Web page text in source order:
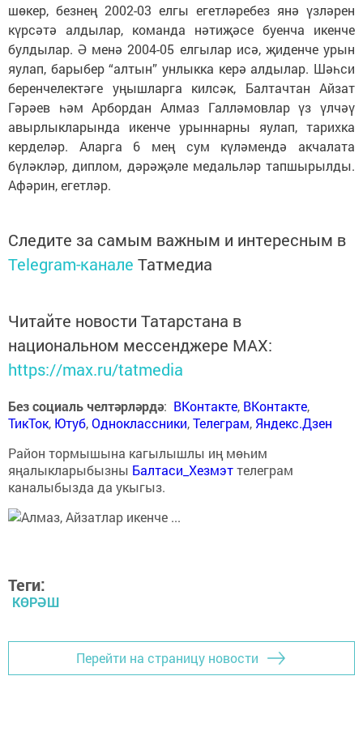
шөкер, безнең 2002-03 елгы егетләребез янә үзләрен
күрсәтә алдылар, команда нәтиҗәсе буенча икенче
булдылар. Ә менә 2004-05 елгылар исә, җиденче урын
яулап, барыбер “алтын” унлыкка керә алдылар. Шәһси
беренчелектәге уңышларга килсәк, Балтачтан Айзат
Гәрәев һәм Арбордан Алмаз Галләмовлар үз үлчәү
авырлыкларында икенче урыннарны яулап, тарихка
керделәр. Аларга 6 мең сум күләмендә акчалата
бүләкләр, диплом, дәрәҗәле медальләр тапшырылды.
Афәрин, егетләр.
Следите за самым важным и интересным в
Telegram-канале Татмедиа
Читайте новости Татарстана в
национальном мессенджере MАХ:
https://max.ru/tatmedia
Без социаль челтәрләрдә: ВКонтакте, ВКонтакте,
ТикТок, Ютуб,Одноклассники,Телеграм, Яндекс.Дзен
Район тормышына кагылышлы иң мөһим
яңалыкларыбызны Балтаси_Хезмэттелеграм
каналыбызда да укыгыз.
Теги:
КӨРӘШ
Перейти на страницу новости